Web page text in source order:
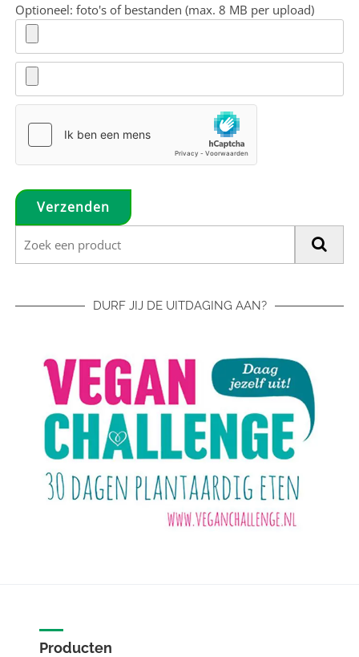
Optioneel: foto's of bestanden (max. 8 MB per upload)
DURF JIJ DE UITDAGING AAN?
Producten